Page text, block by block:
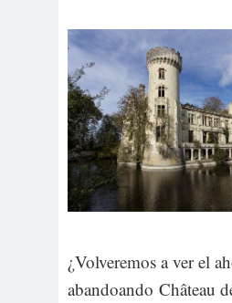
¿Volveremos a ver el
abandoando Château